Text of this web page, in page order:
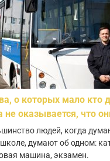
о которых мало кто
не оказывается, что
людей, когда
думают об одном:
машина, экзамен.